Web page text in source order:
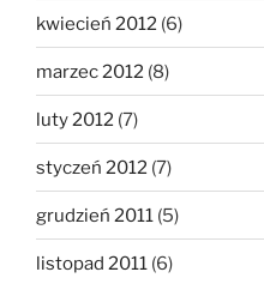
kwiecień 2012 (6)
marzec 2012 (8)
luty 2012 (7)
styczeń 2012 (7)
grudzień 2011 (5)
listopad 2011 (6)